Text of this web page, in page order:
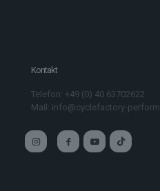
Kontakt
Telefon: +49 (0) 40 63702622
Mail: info@cyclefactory-